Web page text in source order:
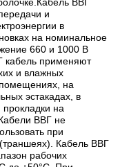
и
в
на номинальное
660 и 1000 В
кабель применяют
и влажных
на
эстакадах, в
прокладки на
ВВГ не
при
Кабель ВВГ
рабочих